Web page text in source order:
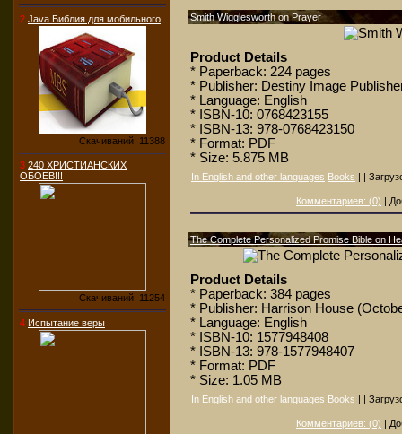
2 Java Библия для мобильного
Скачиваний: 11388
3 240 ХРИСТИАНСКИХ
ОБОЕВ!!!
Скачиваний: 11254
4 Испытание веры
Smith Wigglesworth on Prayer
Product Details
* Paperback: 224 pages
* Publisher: Destiny Image
* Language: English
* ISBN-10: 0768423155
* ISBN-13: 978-0768423150
* Format: PDF
* Size: 5.875 MB
In English and other languages Books | |
Комментариев: (0) |
The Complete Personalized Promise Bible on
Product Details
* Paperback: 384 pages
* Publisher: Harrison House
* Language: English
* ISBN-10: 1577948408
* ISBN-13: 978-1577948407
* Format: PDF
* Size: 1.05 MB
In English and other languages Books | |
Комментариев: (0) |